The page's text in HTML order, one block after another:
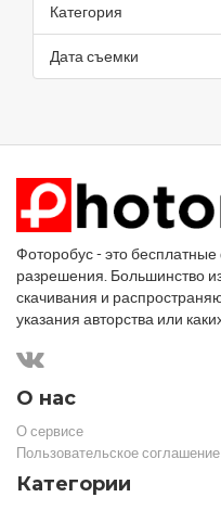
Категория
Дата съемки
Фоторобус - это
разрешения. Большинство
скачивания и
указания авторства или
О нас
О сервисе
Пользовательское соглашение
Категории